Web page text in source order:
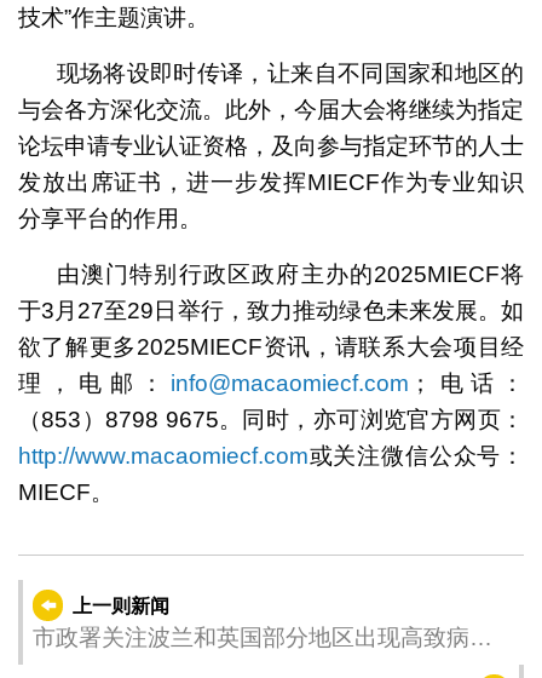
技术”作主题演讲。
现场将设即时传译，让来自不同国家和地区的
与会各方深化交流。此外，今届大会将继续为指定
论坛申请专业认证资格，及向参与指定环节的人士
发放出席证书，进一步发挥MIECF作为专业知识
分享平台的作用。
由澳门特别行政区政府主办的2025MIECF将
于3月27至29日举行，致力推动绿色未来发展。如
欲了解更多2025MIECF资讯，请联系大会项目经
理，电邮： info@macaomiecf.com ；电话：
（853）8798 9675。同时，亦可浏览官方网页：
http://www.macaomiecf.com或关注微信公众号：
MIECF。
上一则新闻
市政署关注波兰和英国部分地区出现高致病性